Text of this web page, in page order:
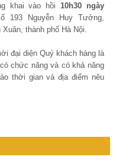
khai vào hồi10h30 ngày
193 Nguyễn Huy Tưởng,
thành phố Hà Nội.
đại diện Quý khách hàng là
chức năng và có khả năng
thời gian và địa điểm nêu